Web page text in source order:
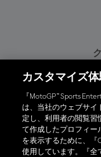
プ
カスタマイズ
『MotoGP™ Sports
は、当社のウェブサイ
定し、利用者の閲覧習
て作成したプロフィー
を表示するために、『
使用しています。『全